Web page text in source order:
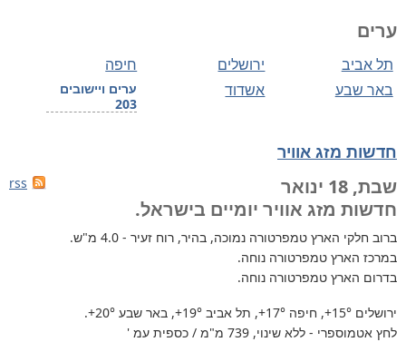
ערים
חיפה ירושלים תל אביב
ערים ויישובים
203
אשדוד באר שבע
חדשות מזג אוויר
rss
שבת, 18 ינואר
חדשות מזג אוויר יומיים בישראל.
ברוב חלקי הארץ טמפרטורה נמוכה, בהיר, רוח זעיר - 4.0 מ"ש.
במרכז הארץ טמפרטורה נוחה.
בדרום הארץ טמפרטורה נוחה.
ירושלים +15°, חיפה +17°, תל אביב +19°, באר שבע +20°
.
לחץ אטמוספרי - ללא שינוי, 739 מ"מ / כספית עמ '